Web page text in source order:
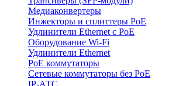
Медиаконвертеры
Инжекторы и сплиттеры PoE
Удлинители Ethernet с PoE
Оборудование Wi-Fi
Удлинители Ethernet
PoE коммутаторы
Сетевые коммутаторы без PoE
IP-АТС